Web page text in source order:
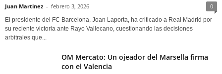
Juan Martinez - febrero 3, 2026 0
El presidente del FC Barcelona, Joan Laporta, ha criticado a Real Madrid por
su reciente victoria ante Rayo Vallecano, cuestionando las decisiones
arbitrales que...
OM Mercato: Un ojeador del Marsella firma
con el Valencia